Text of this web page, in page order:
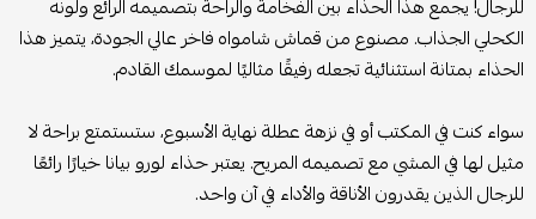
للرجال! يجمع هذا الحذاء بين الفخامة والراحة بتصميمه الرائع ولونه
الكحلي الجذاب. مصنوع من قماش شامواه فاخر عالي الجودة، يتميز هذا
الحذاء بمتانة استثنائية تجعله رفيقًا مثاليًا لموسمك القادم.
سواء كنت في المكتب أو في نزهة عطلة نهاية الأسبوع، ستستمتع براحة لا
مثيل لها في المشي مع تصميمه المريح. يعتبر حذاء لورو بيانا خيارًا رائعًا
للرجال الذين يقدرون الأناقة والأداء في آن واحد.